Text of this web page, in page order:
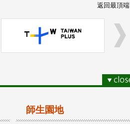
返回最頂端
師生園地